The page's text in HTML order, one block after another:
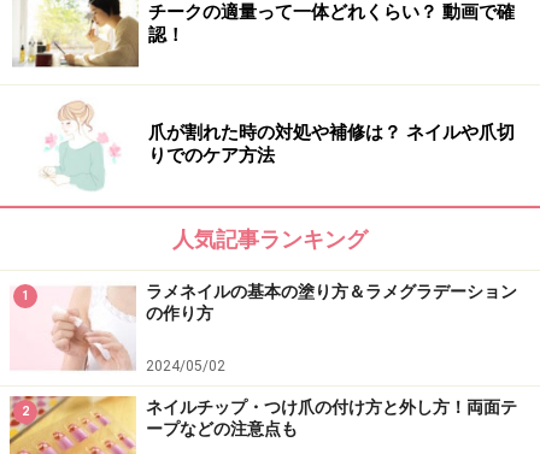
チークの適量って一体どれくらい？ 動画で確
認！
爪が割れた時の対処や補修は？ ネイルや爪切
りでのケア方法
人気記事ランキング
1
ラメネイルの基本の塗り方＆ラメグラデーション
の作り方
2024/05/02
2
ネイルチップ・つけ爪の付け方と外し方！両面テ
ープなどの注意点も